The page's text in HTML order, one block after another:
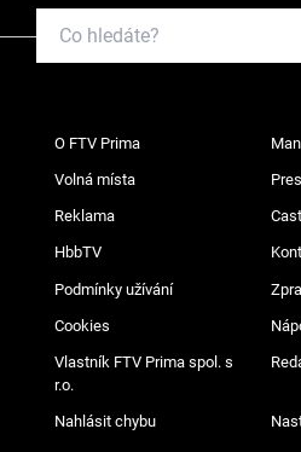
O FTV Prima
Volná místa
Reklama
HbbTV
Podmínky užívání
Cookies
Vlastník FTV Prima spol. s
r.o.
Nahlásit chybu